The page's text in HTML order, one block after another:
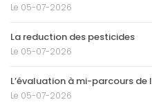
Le 05-07-2026
La reduction des pesticides
Le 05-07-2026
L’évaluation à mi-parcours de
Le 05-07-2026